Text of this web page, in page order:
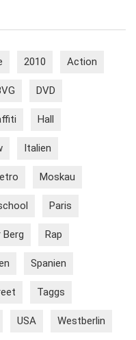
2010 Action
DVD
Hall
Italien
Moskau
Paris
Berg Rap
Spanien
Taggs
USA Westberlin